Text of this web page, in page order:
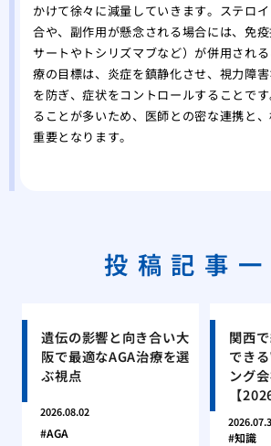
かけて徐々に減量していきます。ステロ
合や、副作用が懸念される場合には、免
サートやトシリズマブなど）が併用され
療の目標は、炎症を鎮静化させ、視力障
を防ぎ、症状をコントロールすることで
ることが多いため、医師との密な連携と
重要となります。
投稿記事一
遺伝の影響と向き合い大
阪で最適なAGA治療を選
ぶ視点
2026.08.02
AGA
関西
でき
ング
【
知識